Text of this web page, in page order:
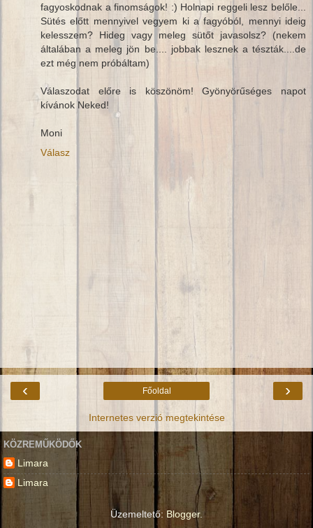
fagyoskodnak a finomságok! :) Holnapi reggeli lesz belőle...
Sütés előtt mennyivel vegyem ki a fagyóból, mennyi ideig
kelesszem? Hideg vagy meleg sütőt javasolsz? (nekem
általában a meleg jön be.... jobbak lesznek a tészták....de
ezt még nem próbáltam)
Válaszodat előre is köszönöm! Gyönyörűséges napot
kívánok Neked!
Moni
Válasz
‹ ›
Főoldal
Internetes verzió megtekintése
KÖZREMŰKÖDŐK
Limara
Limara
Üzemeltető: Blogger.